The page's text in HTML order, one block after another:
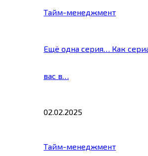
Тайм-менеджмент
Ещё одна серия… Как
вас в…
02.02.2025
Тайм-менеджмент